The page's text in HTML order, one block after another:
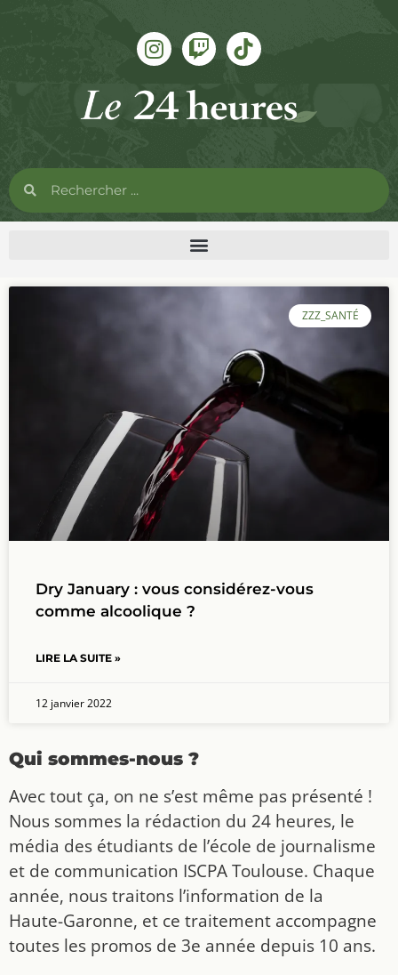
ZZZ_SANTÉ
Dry January : vous considérez-vous
comme alcoolique ?
LIRE LA SUITE »
12 janvier 2022
Qui sommes-nous ?
Avec tout ça, on ne s’est même pas présenté !
Nous sommes la rédaction du 24 heures, le
média des étudiants de l’école de journalisme
et de communication ISCPA Toulouse. Chaque
année, nous traitons l’information de la
Haute-Garonne, et ce traitement accompagne
toutes les promos de 3e année depuis 10 ans.